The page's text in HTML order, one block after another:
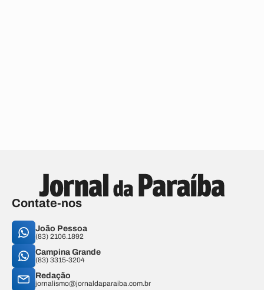
Contate-nos
João Pessoa
(83) 2106.1892
Campina Grande
(83) 3315-3204
Redação
jornalismo@jornaldaparaiba.com.br